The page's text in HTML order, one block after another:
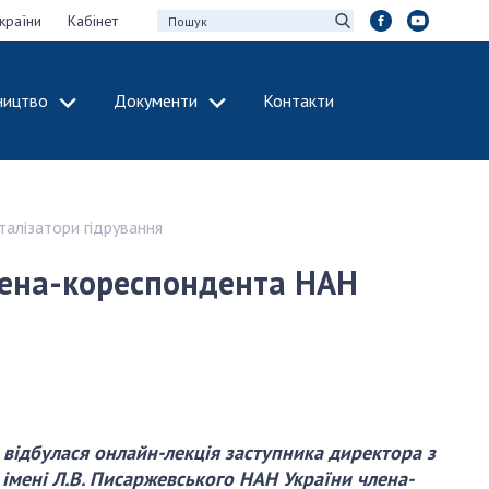
Кабінет
Документи Контакти
зборів НАН
України
НАН України
установах
СПІВРОБІТНИЦТВО
організаціях
Міжнародні угоди
Нормативні акти
гідрування
кореспондента НАН
онлайн-лекція заступника директора з
імені Л.В. Писаржевського НАН України члена-